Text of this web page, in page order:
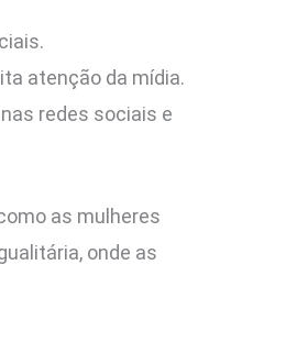
atenção da mídia.
redes sociais e
as mulheres
onde as